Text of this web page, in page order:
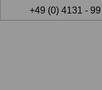
+49 (0) 4131 -